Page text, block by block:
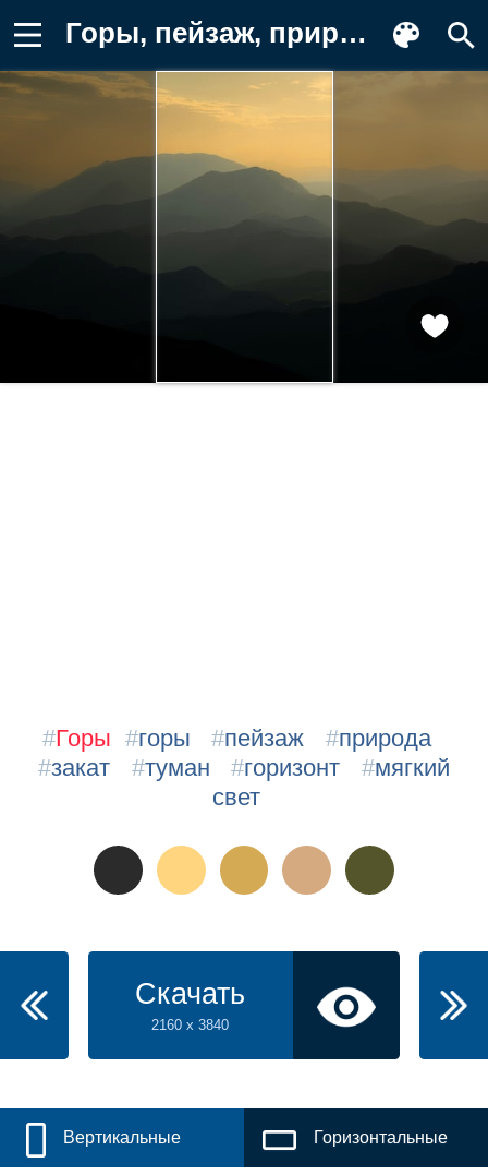
Горы, пейзаж, природа, закат, туман Обои для телефона
#Горы #горы #пейзаж #природа
#закат #туман #горизонт #мягкий
свет
Скачать
2160 x 3840
Вертикальные Горизонтальные